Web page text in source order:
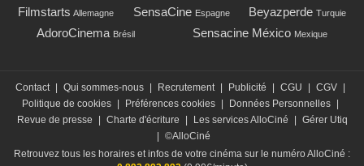
Filmstarts Allemagne SensaCine Espagne Beyazperde Turquie
AdoroCinema Brésil Sensacine México Mexique
Contact Qui sommes-nous Recrutement Publicité CGU CGV
Politique de cookies
Préférences cookies Données Personnelles
Revue de presse
Charte d'écriture Les services AlloCiné
Gérer Utiq
©AlloCiné
Retrouvez tous les horaires et infos de votre cinéma sur le numéro AlloCiné :